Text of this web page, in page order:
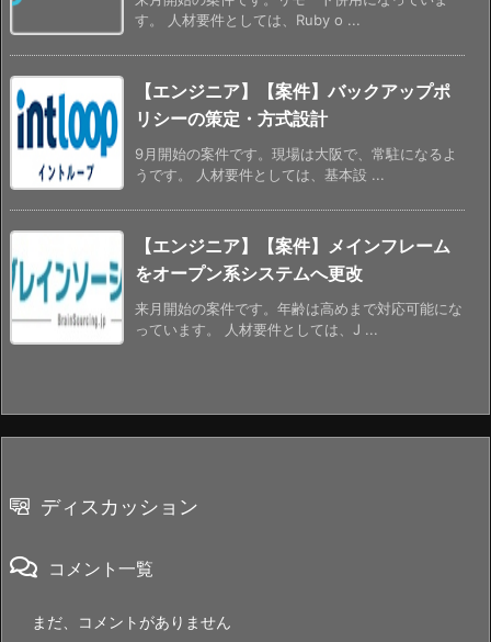
す。 人材要件としては、Ruby o ...
【エンジニア】【案件】バックアップポ
リシーの策定・方式設計
9月開始の案件です。現場は大阪で、常駐になるよ
うです。 人材要件としては、基本設 ...
【エンジニア】【案件】メインフレーム
をオープン系システムへ更改
来月開始の案件です。年齢は高めまで対応可能にな
っています。 人材要件としては、J ...
ディスカッション
コメント一覧
まだ、コメントがありません